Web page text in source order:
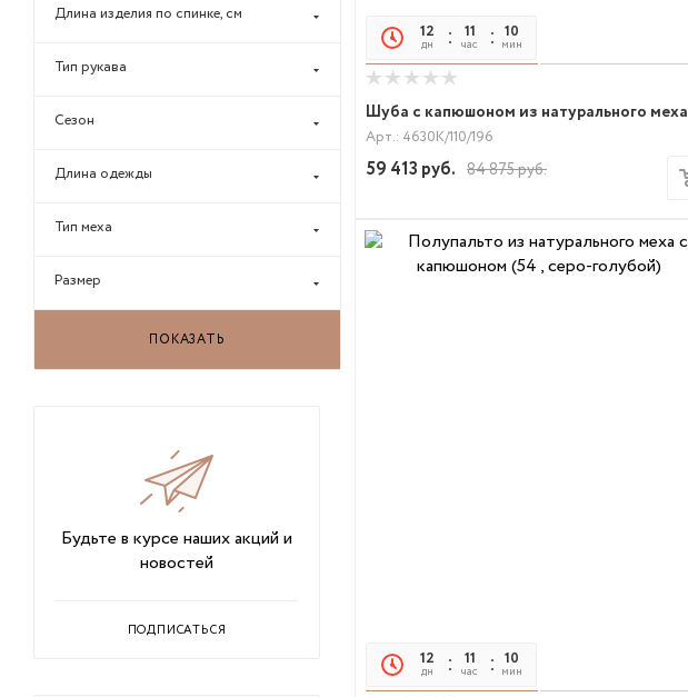
12
дн
11
час
10
мин
Шуба с капюшоном из натурального меха
Арт.: 4630К/110/196
59 413 руб. 84 875руб.
12
дн
11
час
10
мин
Длина изделия по спинке, см
Тип рукава
Сезон
Длина одежды
Тип меха
Размер
ПОКАЗАТЬ
Будьте в курсе наших акций и
новостей
ПОДПИСАТЬСЯ